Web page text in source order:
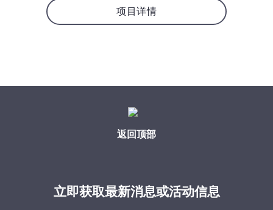
项目详情
返回顶部
立即获取最新消息或活动信息